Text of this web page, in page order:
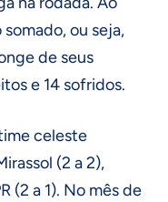
ou seja,
de seus
e 14 sofridos.
celeste
(2 a 2),
(2 a 1). No mês de